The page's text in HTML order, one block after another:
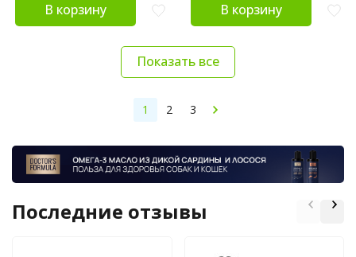
В корзину В корзину
Показать все
1 2 3
Последние отзывы